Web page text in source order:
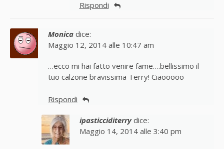
Rispondi
Monica dice:
Maggio 12, 2014 alle 10:47 am
…ecco mi hai fatto venire fame….bellissimo il
tuo calzone bravissima Terry! Ciaooooo
Rispondi
ipasticciditerry dice:
Maggio 14, 2014 alle 3:40 pm